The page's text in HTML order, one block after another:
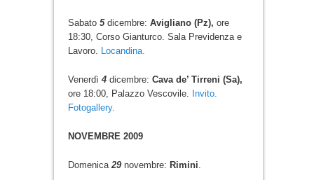
Sabato 5dicembre: Avigliano (Pz), ore
18:30, Corso Gianturco. Sala Previdenza e
Lavoro. Locandina.
Venerdì 4 dicembre: Cava de’ Tirreni (Sa),
ore 18:00, Palazzo Vescovile. Invito.
Fotogallery.
NOVEMBRE 2009
Domenica 29 novembre: Rimini